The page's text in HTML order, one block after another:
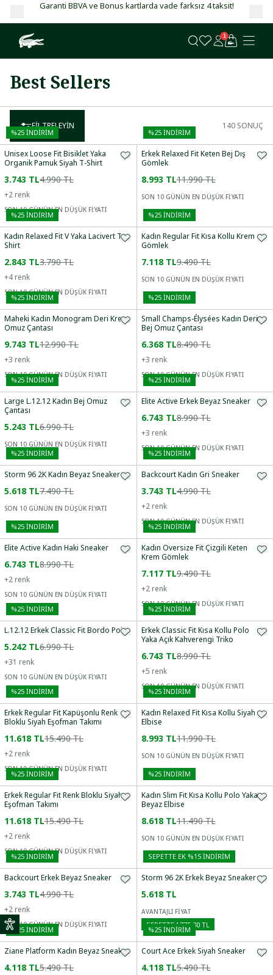
Garanti BBVA ve Bonus kartlarda vade farksız 4 taksit!
1
Best Sellers
FILTRELEYIN 140 SONUÇ
%25 İNDİRİM
Unisex Loose Fit Bisiklet Yaka
Organik Pamuk Siyah T-Shirt
3.743 TL4.990 TL
+2 renk
SON 10 GÜNÜN EN DÜŞÜK FİYATI
%25İNDİRİM
Erkek Relaxed Fit Keten Bej Dış
Gömlek
8.993 TL11.990 TL
SON 10 GÜNÜN EN DÜŞÜK FİYATI
%25 İNDİRİM
Kadın Relaxed Fit V Yaka Lacivert T-
Shirt
2.843 TL3.790 TL
+4 renk
SON 10 GÜNÜN EN DÜŞÜK FİYATI
%25İNDİRİM
Kadın Regular Fit Kısa Kollu Krem
Gömlek
7.118 TL9.490 TL
SON 10 GÜNÜN EN DÜŞÜK FİYATI
%25 İNDİRİM
Maheki Kadın Monogram Deri Krem
Omuz Çantası
9.743 TL12.990 TL
+3 renk
SON 10 GÜNÜN EN DÜŞÜK FİYATI
%25İNDİRİM
Small Champs-Élysées Kadın Deri
Bej Omuz Çantası
6.368 TL8.490 TL
+3 renk
SON 10 GÜNÜN EN DÜŞÜK FİYATI
%25 İNDİRİM
Large L.12.12 Kadın Bej Omuz
Çantası
5.243 TL6.990 TL
SON 10 GÜNÜN EN DÜŞÜK FİYATI
%25İNDİRİM
Elite Active Erkek Beyaz Sneaker
6.743 TL8.990 TL
+3 renk
SON 10 GÜNÜN EN DÜŞÜK FİYATI
%25 İNDİRİM
Storm 96 2K Kadın Beyaz Sneaker
5.618 TL7.490 TL
SON 10 GÜNÜN EN DÜŞÜK FİYATI
%25İNDİRİM
Backcourt Kadın Gri Sneaker
3.743 TL4.990 TL
+2 renk
SON 10 GÜNÜN EN DÜŞÜK FİYATI
%25 İNDİRİM
Elite Active Kadın Haki Sneaker
6.743 TL8.990 TL
+2 renk
SON 10 GÜNÜN EN DÜŞÜK FİYATI
%25İNDİRİM
Kadın Oversize Fit Çizgili Keten
Krem Gömlek
7.117 TL9.490 TL
+2 renk
SON 10 GÜNÜN EN DÜŞÜK FİYATI
%25 İNDİRİM
L.12.12 Erkek Classic Fit Bordo Polo
5.242 TL6.990 TL
+31 renk
SON 10 GÜNÜN EN DÜŞÜK FİYATI
%25İNDİRİM
Erkek Classic Fit Kısa Kollu Polo
Yaka Açık Kahverengi Triko
6.743 TL8.990 TL
+5 renk
SON 10 GÜNÜN EN DÜŞÜK FİYATI
%25 İNDİRİM
Erkek Regular Fit Kapüşonlu Renk
Bloklu Siyah Eşofman Takımı
11.618 TL15.490 TL
+2 renk
SON 10 GÜNÜN EN DÜŞÜK FİYATI
%25İNDİRİM
Kadın Relaxed Fit Kısa Kollu Siyah
Elbise
8.993 TL11.990 TL
SON 10 GÜNÜN EN DÜŞÜK FİYATI
%25 İNDİRİM
Erkek Regular Fit Renk Bloklu Siyah
Eşofman Takımı
11.618 TL15.490 TL
+2 renk
SON 10 GÜNÜN EN DÜŞÜK FİYATI
%25İNDİRİM
Kadın Slim Fit Kısa Kollu Polo Yaka
Beyaz Elbise
8.618 TL11.490 TL
SON 10 GÜNÜN EN DÜŞÜK FİYATI
%25 İNDİRİM
Backcourt Erkek Beyaz Sneaker
3.743 TL4.990 TL
+2 renk
SON 10 GÜNÜN EN DÜŞÜK FİYATI
SEPETTE EK %15 İNDIRIM
Storm 96 2K Erkek Beyaz Sneaker
5.618 TL
AVANTAJLI FİYAT
SEPETTE4.775,30 TL
% 25 İNDİRİM
Ziane Platform Kadın Beyaz Sneaker
4.118 TL5.490 TL
%25İNDİRİM
Court Ace Erkek Siyah Sneaker
4.118 TL5.490 TL